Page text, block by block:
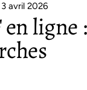
3 avril 2026
en ligne